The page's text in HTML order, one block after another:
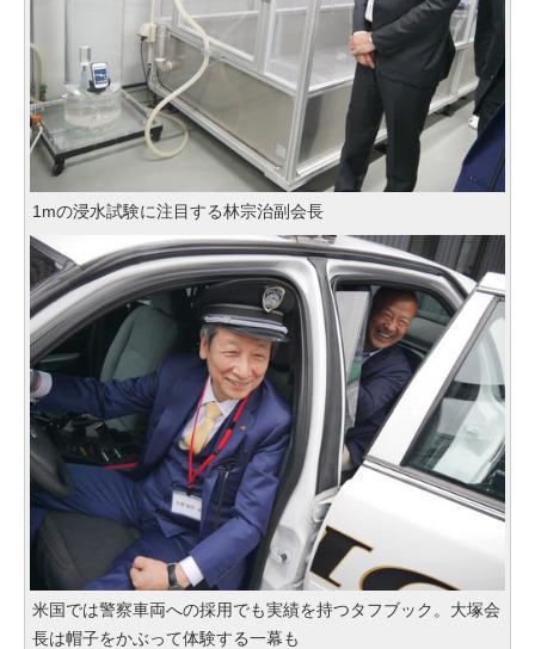
1mの浸水試験に注目する林宗治副会長
米国では警察車両への採用でも実績を持つタフブック。大塚会
長は帽子をかぶって体験する一幕も